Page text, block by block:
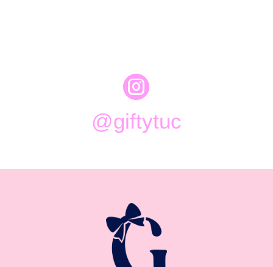

@giftytuc